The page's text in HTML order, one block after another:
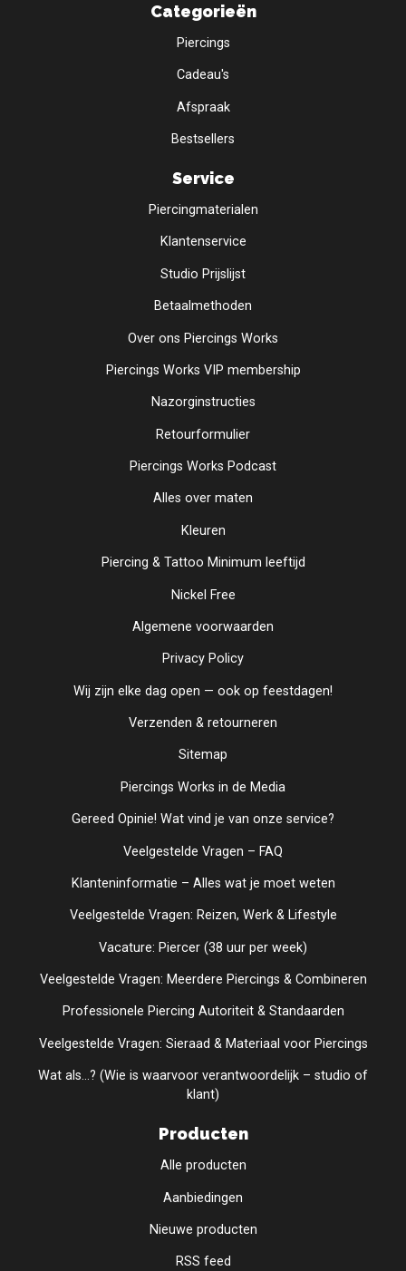
Categorieën
Piercings
Cadeau's
Afspraak
Bestsellers
Service
Piercingmaterialen
Klantenservice
Studio Prijslijst
Betaalmethoden
Over ons Piercings Works
Piercings Works VIP membership
Nazorginstructies
Retourformulier
Piercings Works Podcast
Alles over maten
Kleuren
Piercing & Tattoo Minimum leeftijd
Nickel Free
Algemene voorwaarden
Privacy Policy
Wij zijn elke dag open — ook op feestdagen!
Verzenden & retourneren
Sitemap
Piercings Works in de Media
Gereed Opinie! Wat vind je van onze service?
Veelgestelde Vragen – FAQ
Klanteninformatie – Alles wat je moet weten
Veelgestelde Vragen: Reizen, Werk & Lifestyle
Vacature: Piercer (38 uur per week)
Veelgestelde Vragen: Meerdere Piercings & Combineren
Professionele Piercing Autoriteit & Standaarden
Veelgestelde Vragen: Sieraad & Materiaal voor Piercings
Wat als...? (Wie is waarvoor verantwoordelijk – studio of
klant)
Producten
Alle producten
Aanbiedingen
Nieuwe producten
RSS feed